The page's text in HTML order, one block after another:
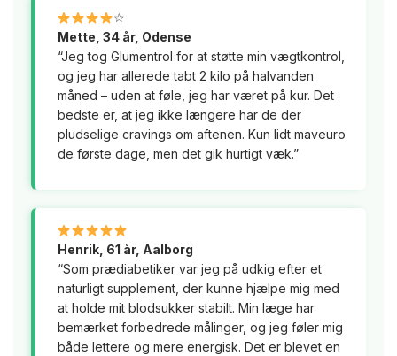
☆
Mette, 34 år, Odense
“Jeg tog Glumentrol for at støtte min vægtkontrol,
og jeg har allerede tabt 2 kilo på halvanden
måned – uden at føle, jeg har været på kur. Det
bedste er, at jeg ikke længere har de der
pludselige cravings om aftenen. Kun lidt maveuro
de første dage, men det gik hurtigt væk.”
Henrik, 61 år, Aalborg
“Som prædiabetiker var jeg på udkig efter et
naturligt supplement, der kunne hjælpe mig med
at holde mit blodsukker stabilt. Min læge har
bemærket forbedrede målinger, og jeg føler mig
både lettere og mere energisk. Det er blevet en